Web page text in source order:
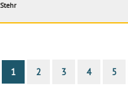
1 2 3 4 5